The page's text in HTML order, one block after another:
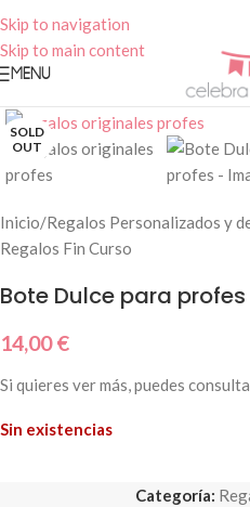
Skip to navigation
Skip to main content
MENU
SOLD
OUT
Inicio/Regalos Personalizados y
Regalos Fin Curso
Bote Dulce para profes
14,00€
Si quieres ver más, puedes
Sin existencias
Categoría: